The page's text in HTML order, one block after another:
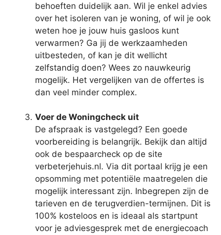
behoeften duidelijk aan. Wil je enkel advies
over het isoleren van je woning, of wil je ook
weten hoe je jouw huis gasloos kunt
verwarmen? Ga jij de werkzaamheden
uitbesteden, of kan je dit wellicht
zelfstandig doen? Wees zo nauwkeurig
mogelijk. Het vergelijken van de offertes is
dan veel minder complex.
Voer de Woningcheck uit
De afspraak is vastgelegd? Een goede
voorbereiding is belangrijk. Bekijk dan altijd
ook de bespaarcheck op de site
verbeterjehuis.nl. Via dit portaal krijg je een
opsomming met potentiële maatregelen die
mogelijk interessant zijn. Inbegrepen zijn de
tarieven en de terugverdien-termijnen. Dit is
100% kosteloos en is ideaal als startpunt
voor je adviesgesprek met de energiecoach